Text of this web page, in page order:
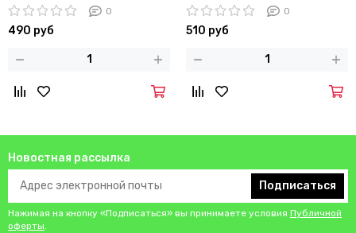
КМ-5142 (лезвие 16 см;
рукоятка 13 см)
0
490 руб
Kamille КМ-5140 лезвие 20 см;
рукоятка 13 см
0
510 руб
Новостная рассылка
Подписаться
Нажимая на кнопку «Подписаться» вы принимаете условия Публичной
оферты.